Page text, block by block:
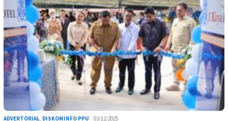
ADVERTORIAL, DISKOMINFO PPU 03/12/2025